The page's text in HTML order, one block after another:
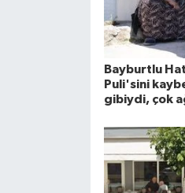
Bayburtlu
Puli'sini
gibiydi, çok